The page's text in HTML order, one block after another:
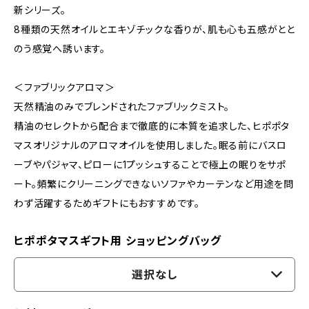
新シリーズ。
8種類の天然オイルとエキゾチックな香りが、肌も心も五感がとと
のう感覚へ誘います。
＜ファブリックアロマ＞
天然精油のみでブレンドされたファブリックミスト。
精油のセレクトから配合まで徹底的に本質を追求した、ヒポポタ
マスオリジナルのアロマオイルを使用しました。眠る前にバスロ
ーブやパジャマ、ピローに1プッシュすることで極上の眠りをサポ
ート。頻繁にクリーニングできないソファやカーテンなど用途を問
わず活躍するためギフトにもおすすめです。
ヒポポタマスギフト用 ショッピングバッグ
選択なし